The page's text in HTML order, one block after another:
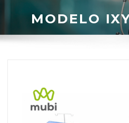
MODELO